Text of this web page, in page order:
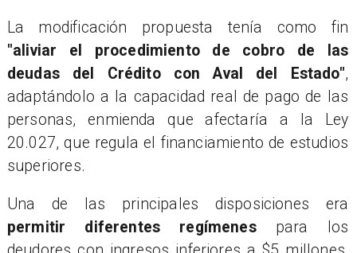
La modificación propuesta tenía como fin
"aliviar el procedimiento de cobro de las
deudas del Crédito con Aval del Estado",
adaptándolo a la capacidad real de pago de las
personas, enmienda que afectaría a la Ley
20.027, que regula el financiamiento de estudios
superiores.
Una de las principales disposiciones era
permitir diferentes regímenespara los